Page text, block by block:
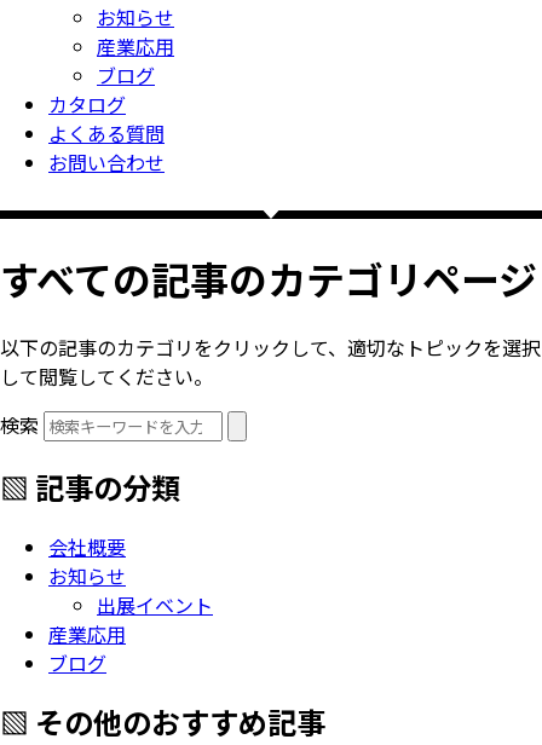
お知らせ
産業応用
ブログ
カタログ
よくある質問
お問い合わせ
すべての記事のカテゴリページ
以下の記事のカテゴリをクリックして、適切なトピックを選択
して閲覧してください。
検索
▧ 記事の分類
会社概要
お知らせ
出展イベント
産業応用
ブログ
▧ その他のおすすめ記事